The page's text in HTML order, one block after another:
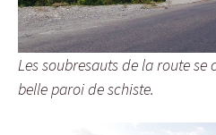
Les soubresauts de la route se
belle paroi de schiste.